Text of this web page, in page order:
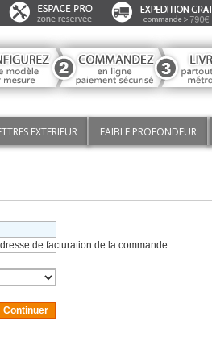
EXTERIEUR FAIBLE PROFONDEUR
de facturation de la commande..
Continuer